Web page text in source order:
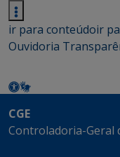
ir para conteúdoir
Ouvidoria
CGE
Controladoria-Geral